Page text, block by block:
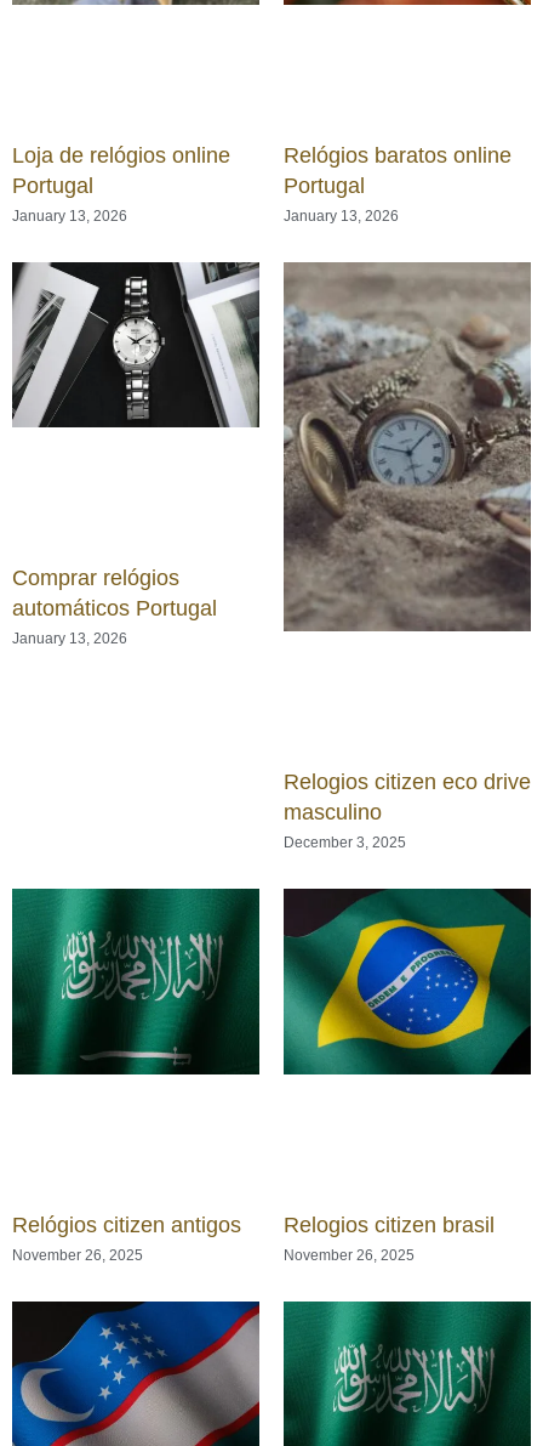
Loja de relógios online
Portugal
January 13, 2026
Relógios baratos online
Portugal
January 13, 2026
Comprar relógios
automáticos Portugal
January 13, 2026
Relogios citizen eco drive
masculino
December 3, 2025
Relógios citizen antigos
November 26, 2025
Relogios citizen brasil
November 26, 2025